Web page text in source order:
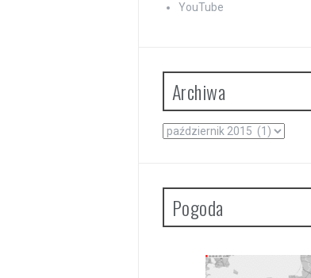
YouTube
Archiwa
Archiwa
Pogoda